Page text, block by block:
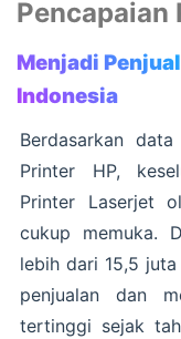
Pencapaian
Menjadi
Indonesia
Berdasarkan
Printer HP,
Printer Laserjet
cukup memuka.
lebih dari 15,5
penjualan dan
tertinggi sejak